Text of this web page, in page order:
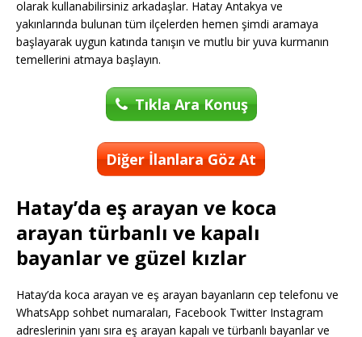
olarak kullanabilirsiniz arkadaşlar. Hatay Antakya ve
yakınlarında bulunan tüm ilçelerden hemen şimdi aramaya
başlayarak uygun katında tanışın ve mutlu bir yuva kurmanın
temellerini atmaya başlayın.
Tıkla Ara Konuş
Diğer İlanlara Göz At
Hatay’da eş arayan ve koca
arayan türbanlı ve kapalı
bayanlar ve güzel kızlar
Hatay’da koca arayan ve eş arayan bayanların cep telefonu ve
WhatsApp sohbet numaraları, Facebook Twitter Instagram
adreslerinin yanı sıra eş arayan kapalı ve türbanlı bayanlar ve